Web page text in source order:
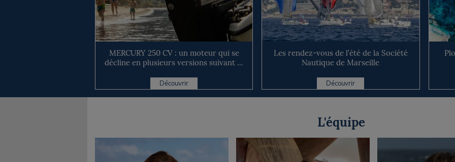
MERCURY 250 CV : un moteur qui se
décline en plusieurs versions suivant ...
Découvrir
Les rendez-vous de l’été de la Société
Nautique de Marseille
Découvrir
L'équipe